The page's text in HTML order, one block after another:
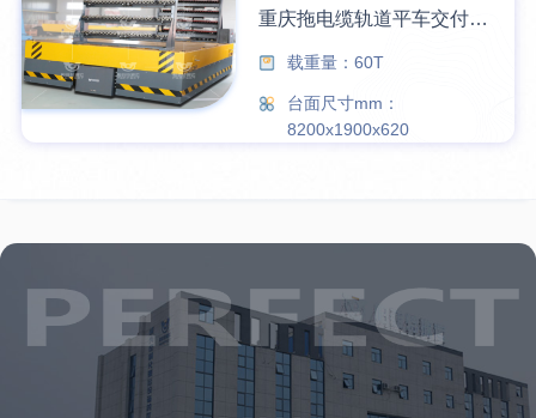
重庆拖电缆轨道平车交付使用
载重量：60T
台面尺寸mm：
8200x1900x620